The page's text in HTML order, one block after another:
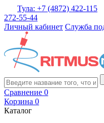
Тула: +7 (4872) 422-115
272-55-44
Личный кабинет Служба
Сравнение 0
Корзина 0
Каталог